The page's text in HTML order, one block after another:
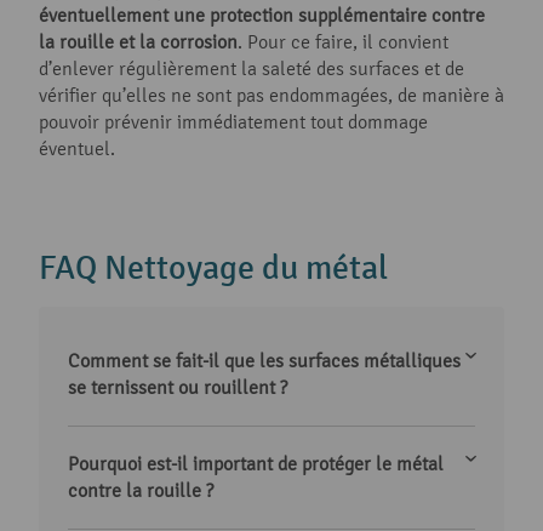
éventuellement une protection supplémentaire contre
la rouille et la corrosion. Pour ce faire, il convient
d’enlever régulièrement la saleté des surfaces et de
vérifier qu’elles ne sont pas endommagées, de manière à
pouvoir prévenir immédiatement tout dommage
éventuel.
FAQ Nettoyage du métal
Comment se fait-il que les surfaces métalliques
se ternissent ou rouillent ?
Pourquoi est-il important de protéger le métal
contre la rouille ?